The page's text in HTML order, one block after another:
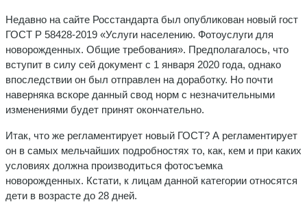
Недавно на сайте Росстандарта был опубликован новый гост
ГОСТ Р 58428-2019 «Услуги населению. Фотоуслуги для
новорожденных. Общие требования». Предполагалось, что
вступит в силу сей документ с 1 января 2020 года, однако
впоследствии он был отправлен на доработку. Но почти
наверняка вскоре данный свод норм с незначительными
изменениями будет принят окончательно.
Итак, что же регламентирует новый ГОСТ? А регламентирует
он в самых мельчайших подробностях то, как, кем и при каких
условиях должна производиться фотосъемка
новорожденных. Кстати, к лицам данной категории относятся
дети в возрасте до 28 дней.